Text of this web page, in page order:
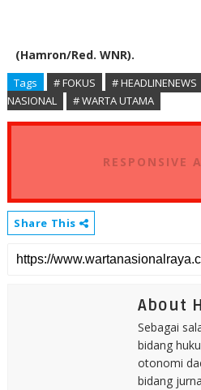
(Hamron/Red. WNR).
Tags # FOKUS # HEADLINENEWS
NASIONAL
# WARTA UTAMA
RESPONSIVE
Share This
About
Sebagai
bidang
otonomi
bidang